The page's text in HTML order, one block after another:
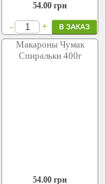
54.00 грн
-
+
Макароны Чумак
Спиральки 400г
54.00 грн